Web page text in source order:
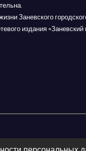
Заневского
издания «Заневский